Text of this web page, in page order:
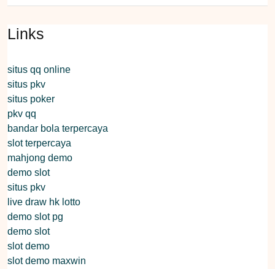
Links
situs qq online
situs pkv
situs poker
pkv qq
bandar bola terpercaya
slot terpercaya
mahjong demo
demo slot
situs pkv
live draw hk lotto
demo slot pg
demo slot
slot demo
slot demo maxwin